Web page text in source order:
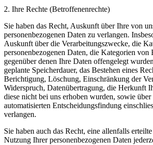
2. Ihre Rechte (Betroffenenrechte)
Sie haben das Recht, Auskunft über Ihre von
personenbezogenen Daten zu verlangen.
Auskunft über die Verarbeitungszwecke, die
personenbezogenen Daten, die Kategorien von
gegenüber denen Ihre Daten offengelegt
geplante Speicherdauer, das Bestehen eines
Berichtigung, Löschung, Einschränkung der
Widerspruch, Datenübertragung, die Herkunft
diese nicht bei uns erhoben wurden, sowie über
automatisierten Entscheidungsfindung
verlangen.
Sie haben auch das Recht, eine allenfalls
Nutzung Ihrer personenbezogenen Daten